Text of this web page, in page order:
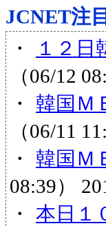
JCNET注
・
１２
（06/12
・ 韓国Ｍ
（06/11
・ 韓国Ｍ
08:39）
・ 本日１